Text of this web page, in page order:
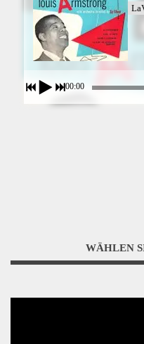
00:00
WÄHLEN